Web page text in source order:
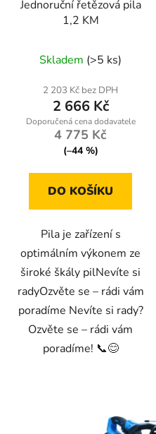
Jednoruční řetězová pila
1,2 KM
hodnocení
produktu
je
3,2
z
hvězdiček.
Skladem (>5 ks)
2 203 Kč bez DPH
2 666 Kč
4 775 Kč
(–44 %)
DO KOŠÍKU
Pila je zařízení s
optimálním výkonem ze
široké škály pilNevíte si
radyOzvěte se – rádi vám
poradíme Nevíte si rady?
Ozvěte se – rádi vám
poradíme! 📞😊